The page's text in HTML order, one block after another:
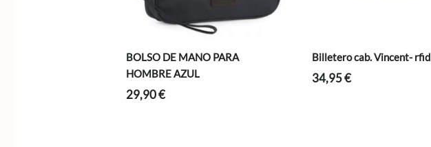
BOLSO DE MANO PARA
HOMBRE AZUL
29,90€
Billetero cab. Vincent- rfid
34,95€